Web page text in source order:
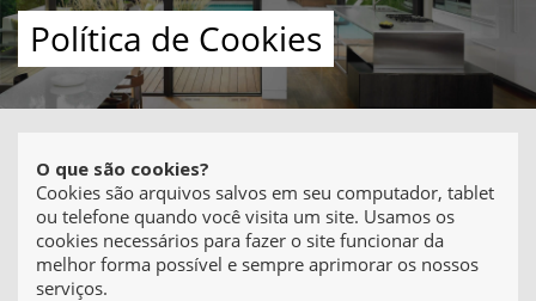
Política de Cookies
O que são cookies?
Cookies são arquivos salvos em seu computador, tablet
ou telefone quando você visita um site. Usamos os
cookies necessários para fazer o site funcionar da
melhor forma possível e sempre aprimorar os nossos
serviços.